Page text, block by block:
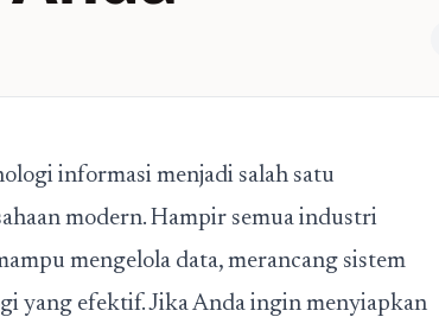
informasi menjadi salah satu
modern. Hampir semua industri
mengelola data, merancang sistem
yang efektif. Jika Anda ingin menyiapkan